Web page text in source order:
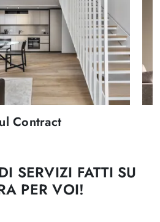
Contract
SERVIZI FATTI SU
PER VOI!